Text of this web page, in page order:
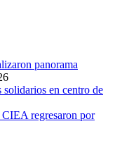
panorama
solidarios en centro de
CIEA regresaron por